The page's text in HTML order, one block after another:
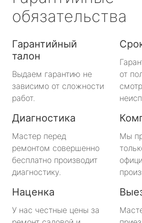
обязательства
Гарантийный
талон
Выдаем гарантию не
зависимо от сложности
работ.
от
Диагностика
Мастер перед
ремонтом совершенно
бесплатно производит
диагностику.
Мы
Наценка
У нас честные цены за